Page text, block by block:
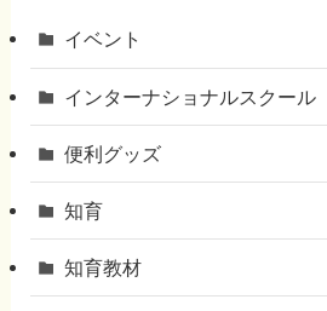
イベント
インターナショナルスクール
便利グッズ
知育
知育教材